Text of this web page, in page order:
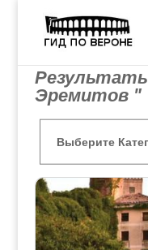
Эремитов "